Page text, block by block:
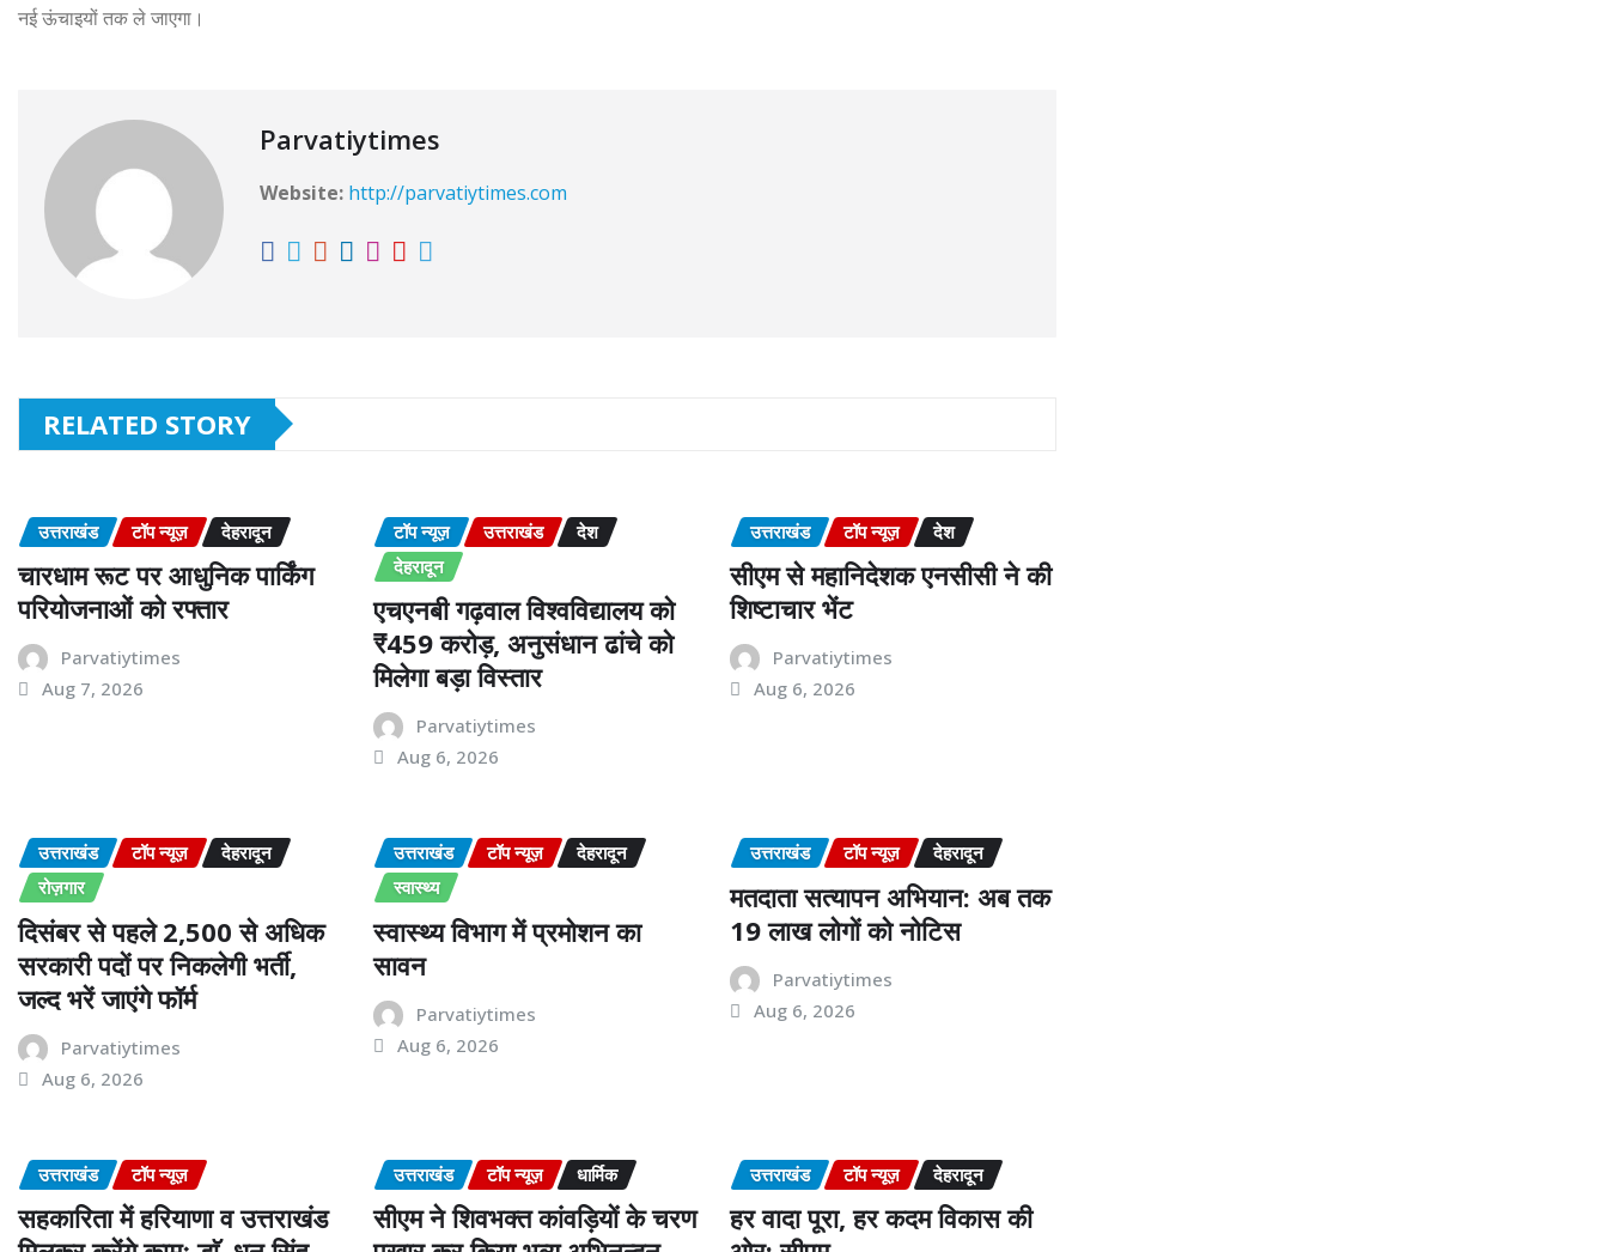
नई ऊंचाइयों तक ले जाएगा।
Parvatiytimes
Website: http://parvatiytimes.com
RELATED STORY
उत्तराखंड टॉप न्यूज़ देहरादून
चारधाम रूट पर आधुनिक पार्किंग
परियोजनाओं को रफ्तार
Parvatiytimes
Aug 7, 2026
टॉप न्यूज़ उत्तराखंड
देश
देहरादून
एचएनबी गढ़वाल विश्वविद्यालय को
₹459 करोड़, अनुसंधान ढांचे को
मिलेगा बड़ा विस्तार
Parvatiytimes
Aug 6, 2026
उत्तराखंड टॉप न्यूज़ देश
सीएम से महानिदेशक एनसीसी ने की
शिष्टाचार भेंट
Parvatiytimes
Aug 6, 2026
उत्तराखंड टॉप न्यूज़
देहरादून
रोज़गार
दिसंबर से पहले 2,500 से अधिक
सरकारी पदों पर निकलेगी भर्ती,
जल्द भरें जाएंगे फॉर्म
Parvatiytimes
Aug 6, 2026
उत्तराखंड टॉप न्यूज़
देहरादून
स्वास्थ्य
स्वास्थ्य विभाग में प्रमोशन का
सावन
Parvatiytimes
Aug 6, 2026
उत्तराखंड टॉप न्यूज़ देहरादून
मतदाता सत्यापन अभियान: अब तक
19 लाख लोगों को नोटिस
Parvatiytimes
Aug 6, 2026
उत्तराखंड टॉप न्यूज़
सहकारिता में हरियाणा व उत्तराखंड
उत्तराखंड टॉप न्यूज़ धार्मिक
सीएम ने शिवभक्त कांवड़ियों के चरण
उत्तराखंड टॉप न्यूज़ देहरादून
हर वादा पूरा, हर कदम विकास की